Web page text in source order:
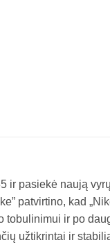
pasiekė naują
patvirtino, kad
ir po
užtikrintai ir